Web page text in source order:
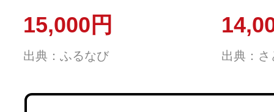
束)【厚生労働大臣認定製
麺技能士がつくる】
15,000円
出典：ふるなび
800g/
出典：さ